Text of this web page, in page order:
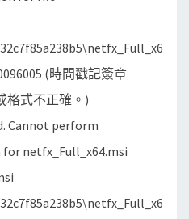
(時間戳記簽章
格式不正確。)
Cannot perform
netfx_Full_x64.msi